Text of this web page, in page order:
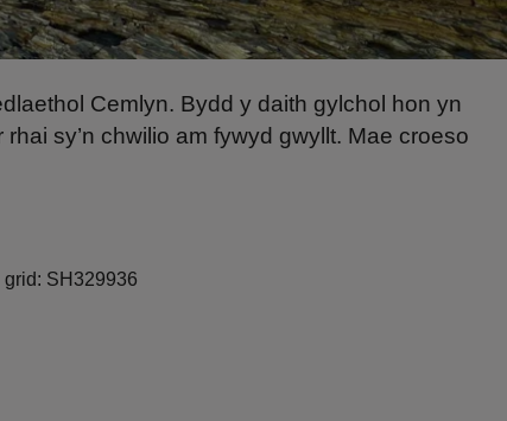
Cemlyn. Bydd y daith gylchol hon yn
sy’n chwilio am fywyd gwyllt. Mae croeso
grid: SH329936